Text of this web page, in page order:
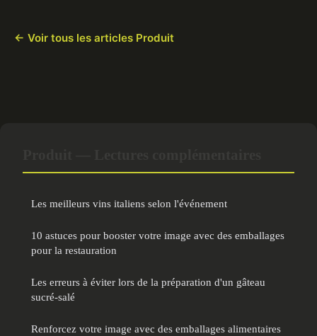
← Voir tous les articles Produit
Les meilleurs vins italiens selon l'événement
10 astuces pour booster votre image avec des emballages
pour la restauration
Les erreurs à éviter lors de la préparation d'un gâteau
sucré-salé
Renforcez votre image avec des emballages alimentaires